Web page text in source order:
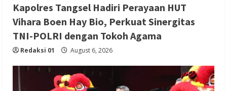
Kapolres Tangsel Hadiri Perayaan HUT
Vihara Boen Hay Bio, Perkuat Sinergitas
TNI-POLRI dengan Tokoh Agama
Redaksi 01 August 6, 2026